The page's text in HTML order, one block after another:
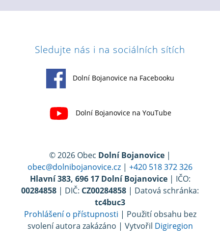
Sledujte nás i na sociálních sítích
Dolní Bojanovice na Facebooku
Dolní Bojanovice na YouTube
© 2026 Obec Dolní Bojanovice |
obec@dolnibojanovice.cz | +420 518 372 326
Hlavní 383, 696 17 Dolní Bojanovice| IČO:
00284858 | DIČ: CZ00284858 | Datová schránka:
tc4buc3
Prohlášení o přístupnosti | Použití obsahu bez
svolení autora zakázáno | Vytvořil Digiregion